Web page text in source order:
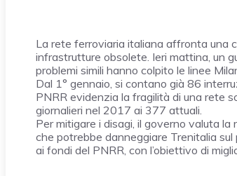
La rete ferroviaria italiana affronta una
infrastrutture obsolete. Ieri mattina, un
problemi simili hanno colpito le linee
Dal 1° gennaio, si contano già 86
PNRR evidenzia la fragilità di una rete
giornalieri nel 2017 ai 377 attuali.
Per mitigare i disagi, il governo valuta
che potrebbe danneggiare Trenitalia
ai fondi del PNRR, con l’obiettivo di